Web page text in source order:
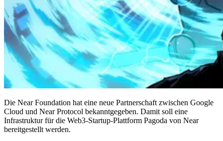
Die Near Foundation hat eine neue Partnerschaft zwischen Google
Cloud und Near Protocol bekanntgegeben. Damit soll eine
Infrastruktur für die Web3-Startup-Plattform Pagoda von Near
bereitgestellt werden.